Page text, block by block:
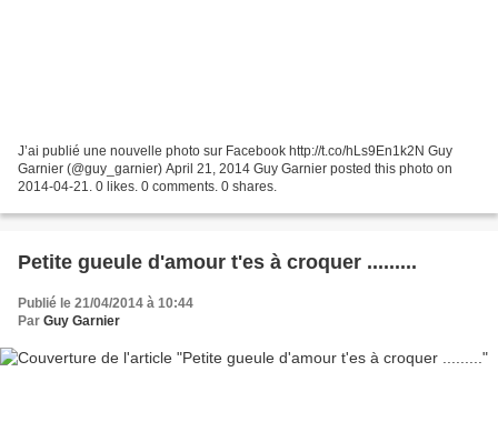
J’ai publié une nouvelle photo sur Facebook http://t.co/hLs9En1k2N Guy
Garnier (@guy_garnier) April 21, 2014 Guy Garnier posted this photo on
2014-04-21. 0 likes. 0 comments. 0 shares.
Petite gueule d'amour t'es à croquer .........
Publié le 21/04/2014 à 10:44
Par Guy Garnier